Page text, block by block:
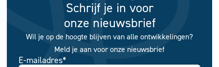
Schrijf je in voor
onze nieuwsbrief
Wil je op de hoogte blijven van alle ontwikkelingen?
Meld je aan voor onze nieuwsbrief
E-mailadres*